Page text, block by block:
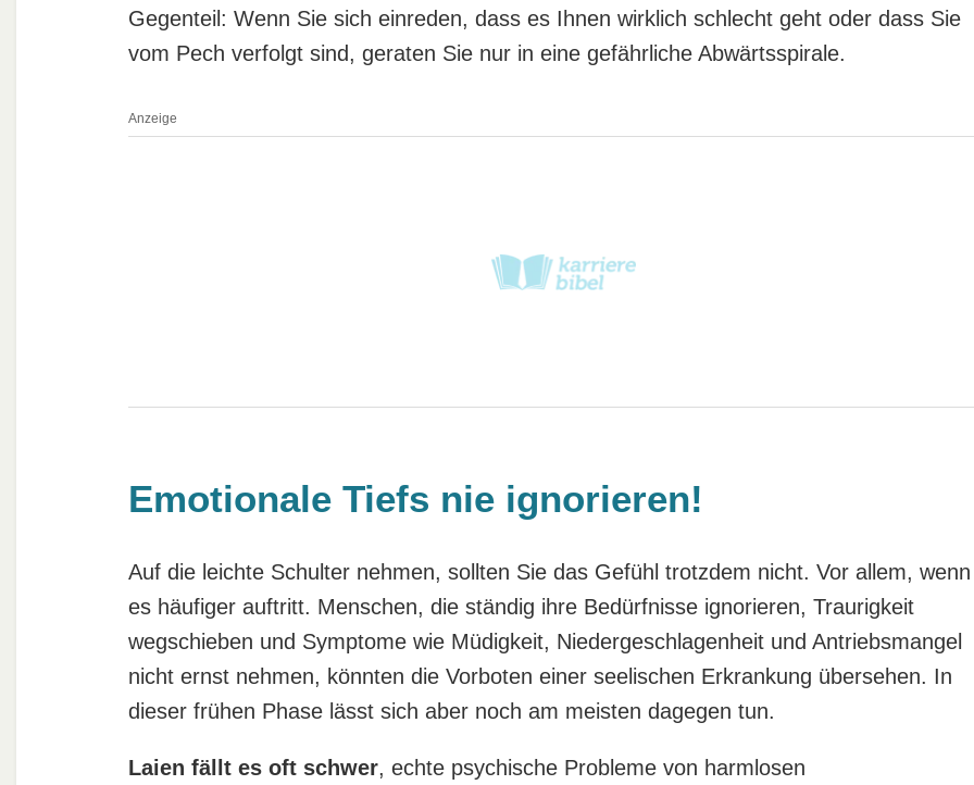
Gegenteil: Wenn Sie sich einreden, dass es Ihnen wirklich schlecht geht oder dass Sie
vom Pech verfolgt sind, geraten Sie nur in eine gefährliche Abwärtsspirale.
Anzeige
Emotionale Tiefs nie ignorieren!
Auf die leichte Schulter nehmen, sollten Sie das Gefühl trotzdem nicht. Vor allem, wenn
es häufiger auftritt. Menschen, die ständig ihre Bedürfnisse ignorieren, Traurigkeit
wegschieben und Symptome wie Müdigkeit, Niedergeschlagenheit und Antriebsmangel
nicht ernst nehmen, könnten die Vorboten einer seelischen Erkrankung übersehen. In
dieser frühen Phase lässt sich aber noch am meisten dagegen tun.
Laien fällt es oft schwer, echte psychische Probleme von harmlosen